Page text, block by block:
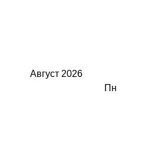
Август 2026
Пн